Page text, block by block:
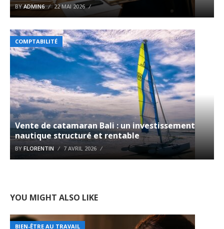
BYADMIN6 22 MAI 2026
COMPTABILITÉ
Vente de catamaran Bali : un investissement
nautique structuré et rentable
BY FLORENTIN 7 AVRIL 2026
YOU MIGHT ALSO LIKE
BIEN-ÊTRE AU TRAVAIL